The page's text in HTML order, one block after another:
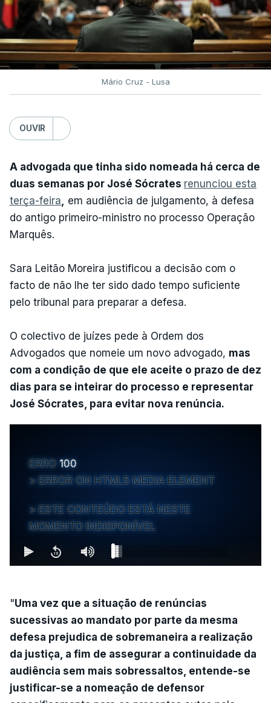
Mário Cruz - Lusa
OUVIR
A advogada que tinha sido nomeada há cerca de
duas semanas por José Sócrates renunciou esta
terça-feira
em audiência de julgamento, à defesa
do antigo primeiro-ministro no processo Operação
Marquês.
Sara Leitão Moreira justificou a decisão com o
facto de não lhe ter sido dado tempo suficiente
pelo tribunal para preparar a defesa.
O colectivo de juízes pede à Ordem dos
Advogados que nomeie um novo advogado, mas
com a condição de que ele aceite o prazo de dez
dias para se inteirar do processo e representar
José Sócrates, para evitar nova renúncia.
ERRO 100
ERROR ON HTML5 MEDIA ELEMENT
ESTE CONTEÚDO ESTÁ NESTE
MOMENTO INDISPONÍVEL
"Uma vez que a situação de renúncias
sucessivas ao mandato por parte da mesma
defesa prejudica de sobremaneira a realização
da justiça, a fim de assegurar a continuidade da
audiência sem mais sobressaltos, entende-se
justificar-se a nomeação de defensor